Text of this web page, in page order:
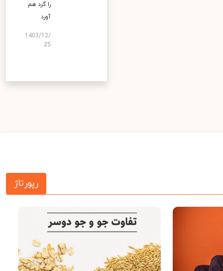
را گرد هم
آورد
1403/12/
25
رپورتاژ